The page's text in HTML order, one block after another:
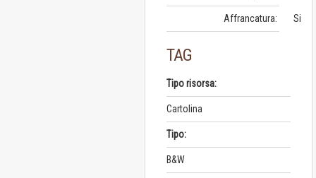
Affrancatura: Si
TAG
Tipo risorsa:
Cartolina
Tipo:
B&W